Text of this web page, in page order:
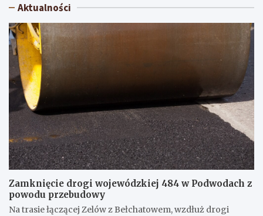
Aktualności
Zamknięcie drogi wojewódzkiej 484 w Podwodach z
powodu przebudowy
Na trasie łączącej Zelów z Bełchatowem, wzdłuż drogi